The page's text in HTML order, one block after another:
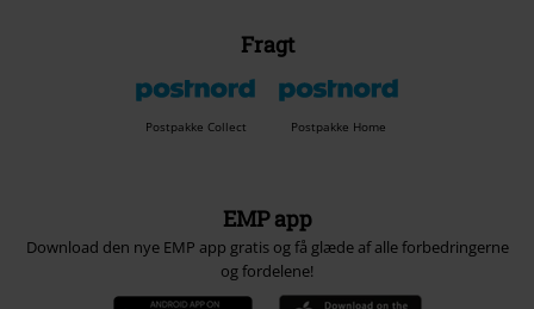
Fragt
Postpakke Collect Postpakke Home
EMP app
Download den nye EMP app gratis og få glæde af alle forbedringerne
og fordelene!